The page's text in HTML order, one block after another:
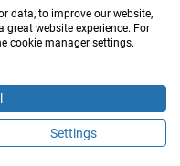
OP MET : 112
data, to improve our website,
website experience. For
cookie manager settings.
Settings